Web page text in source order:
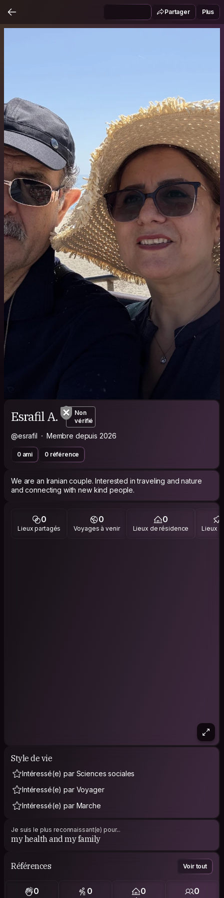
Partager Plus
Esrafil A.
Non
vérifié
@esrafil Membre depuis 2026
0 ami 0 référence
We are an Iranian couple. Interested in traveling and nature
and connecting with new kind people.
0
Lieux partagés
0
Voyages à venir
0
Lieux de résidence Lieux
Style de vie
Intéressé(e) par Sciences sociales
Intéressé(e) par Voyager
Intéressé(e) par Marche
Je suis le plus reconnaissant(e) pour...
my health and my family
Références Voir tout
0 0 0 0